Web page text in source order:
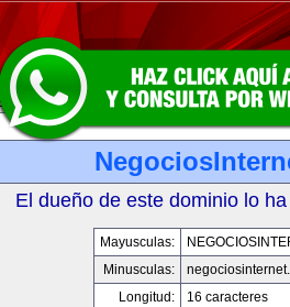
El dueño de este dominio lo
Mayusculas:
Minusculas:
Longitud:
16 caracteres